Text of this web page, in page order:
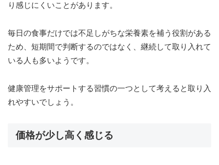
り感じにくいことがあります。
毎日の食事だけでは不足しがちな栄養素を補う役割がある
ため、短期間で判断するのではなく、継続して取り入れて
いる人も多いようです。
健康管理をサポートする習慣の一つとして考えると取り入
れやすいでしょう。
価格が少し高く感じる